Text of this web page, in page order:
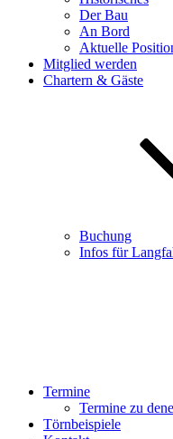
Der Bau
An Bord
Aktuelle
Mitglied werden
Chartern & Gäste
Buchung
Infos für
Termine
Termine zu
Törnbeispiele